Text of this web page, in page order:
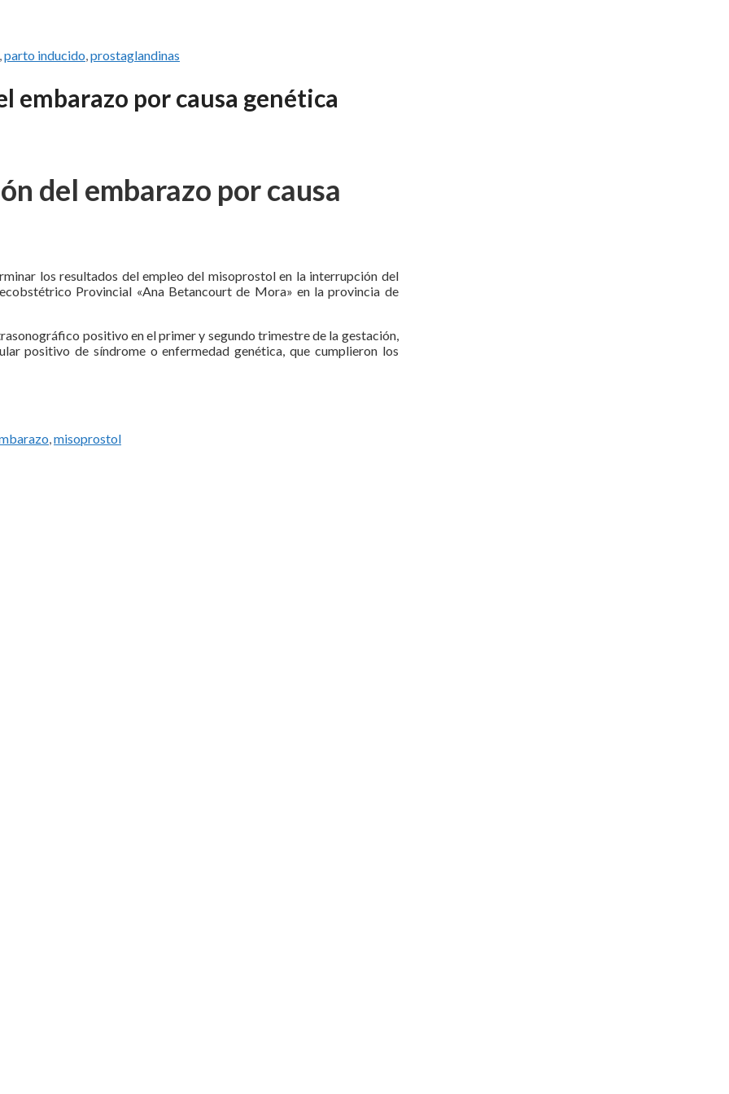
parto inducido prostaglandinas
por causa genética
del embarazo por causa
los resultados del empleo del misoprostol en la interrupción del
Provincial «Ana Betancourt de Mora» en la provincia de
positivo en el primer y segundo trimestre de la gestación,
positivo de síndrome o enfermedad genética, que cumplieron los
,misoprostol